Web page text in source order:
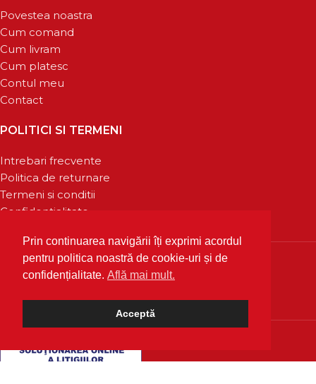
Prin continuarea navigării îți exprimi acordul
pentru politica noastră de cookie-uri și de
confidențialitate. Află mai mult.
Acceptă
Povestea noastra
Cum comand
Cum livram
Cum platesc
Contul meu
Contact
POLITICI SI TERMENI
Intrebari frecvente
Politica de returnare
Termeni si conditii
Confidentialitate